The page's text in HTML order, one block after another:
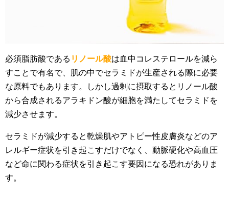
必須脂肪酸である リノール酸は血中コレステロールを減ら
すことで有名で、肌の中でセラミドが生産される際に必要
な原料でもあります。しかし過剰に摂取するとリノール酸
から合成されるアラキドン酸が細胞を満たしてセラミドを
減少させます。
セラミドが減少すると乾燥肌やアトピー性皮膚炎などのア
レルギー症状を引き起こすだけでなく、動脈硬化や高血圧
など命に関わる症状を引き起こす要因になる恐れがありま
す。